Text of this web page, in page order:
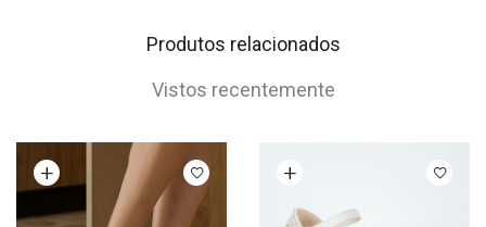
Produtos relacionados
Vistos recentemente
opções Ver opções